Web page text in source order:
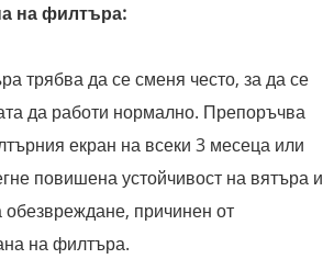
на филтъра:
трябва да се сменя често, за да се
да работи нормално. Препоръчва
екран на всеки 3 месеца или
повишена устойчивост на вятъра и
причинен от
на филтъра.